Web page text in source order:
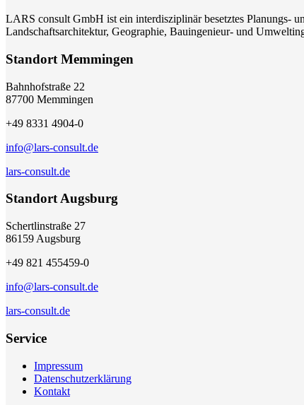
LARS consult GmbH ist ein interdisziplinär besetztes Planungs-
Landschaftsarchitektur, Geographie, Bauingenieur- und
Standort Memmingen
Bahnhofstraße 22
87700 Memmingen
+49 8331 4904-0
info@lars-consult.de
lars-consult.de
Standort Augsburg
Schertlinstraße 27
86159 Augsburg
+49 821 455459-0
info@lars-consult.de
lars-consult.de
Service
Impressum
Datenschutzerklärung
Kontakt